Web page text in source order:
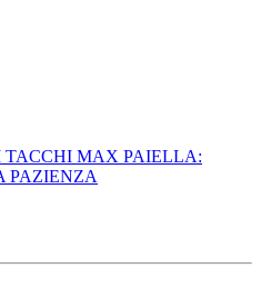
TACCHI MAX PAIELLA:
PAZIENZA